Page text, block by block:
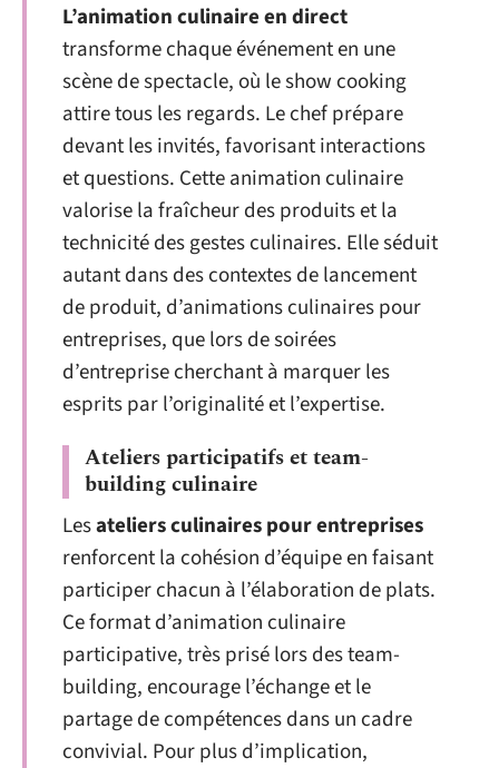
L’animation culinaire en direct
transforme chaque événement en une
scène de spectacle, où le show cooking
attire tous les regards. Le chef prépare
devant les invités, favorisant interactions
et questions. Cette animation culinaire
valorise la fraîcheur des produits et la
technicité des gestes culinaires. Elle séduit
autant dans des contextes de lancement
de produit, d’animations culinaires pour
entreprises, que lors de soirées
d’entreprise cherchant à marquer les
esprits par l’originalité et l’expertise.
Ateliers participatifs et team-
building culinaire
Lesateliers culinaires pour entreprises
renforcent la cohésion d’équipe en faisant
participer chacun à l’élaboration de plats.
Ce format d’animation culinaire
participative, très prisé lors des team-
building, encourage l’échange et le
partage de compétences dans un cadre
convivial. Pour plus d’implication,